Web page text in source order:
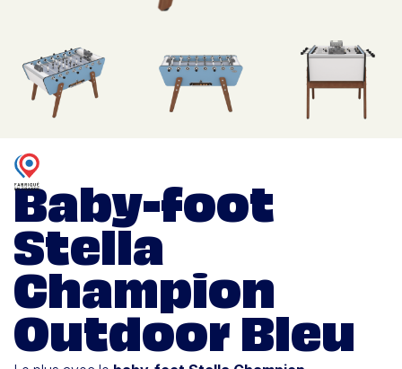
Baby-foot
Stella
Champion
Outdoor Bleu